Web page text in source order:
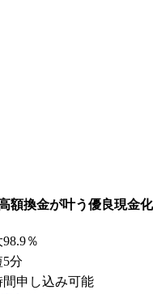
額換金が叶う優良現金
％
分
間申し込み可能